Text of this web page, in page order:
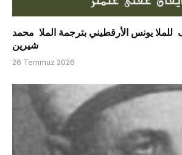
يونس الأرقطيني بترجمة الملا محمد
شيرين
26 Temmuz 2026